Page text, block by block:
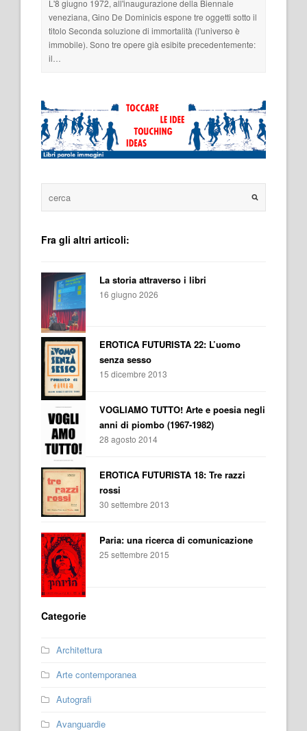
L'8 giugno 1972, all'inaugurazione della Biennale
veneziana, Gino De Dominicis espone tre oggetti sotto il
titolo Seconda soluzione di immortalità (l'universo è
immobile). Sono tre opere già esibite precedentemente:
il…
Fra gli altri articoli:
La storia attraverso i libri
16 giugno 2026
EROTICA FUTURISTA 22: L’uomo
senza sesso
15 dicembre 2013
VOGLIAMO TUTTO! Arte e poesia negli
anni di piombo (1967-1982)
28 agosto 2014
EROTICA FUTURISTA 18: Tre razzi
rossi
30 settembre 2013
Paria: una ricerca di comunicazione
25 settembre 2015
Categorie
Architettura
Arte contemporanea
Autografi
Avanguardie